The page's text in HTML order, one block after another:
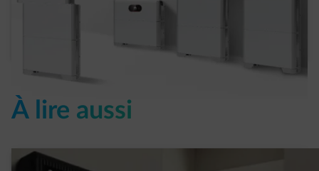
acheter ?
À lire aussi